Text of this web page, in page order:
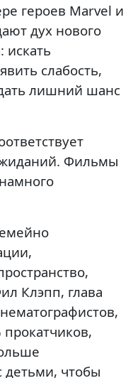
героев Marvel и
дух нового
искать
слабость,
лишний шанс
Фильмы
Клэпп, глава
детьми, чтобы